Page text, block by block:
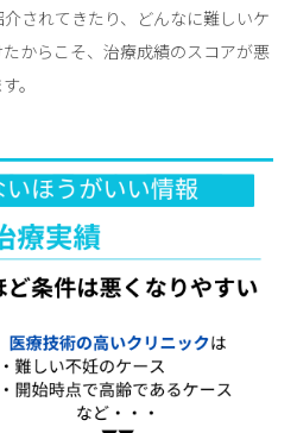
されてきたり、どんなに難しいケ
からこそ、治療成績のスコアが悪
。